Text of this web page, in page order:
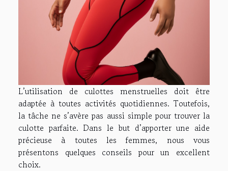
L’utilisation de culottes menstruelles doit être
adaptée à toutes activités quotidiennes. Toutefois,
la tâche ne s’avère pas aussi simple pour trouver la
culotte parfaite. Dans le but d’apporter une aide
précieuse à toutes les femmes, nous vous
présentons quelques conseils pour un excellent
choix.